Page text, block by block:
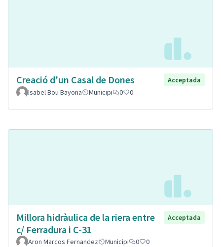
Creació d'un Casal de Dones
Acceptada
Isabel Bou Bayona
Municipi 0 0
Millora hidràulica de la riera entre
c/ Ferradura i C-31
Acceptada
Aron Marcos Fernandez Municipi 0 0